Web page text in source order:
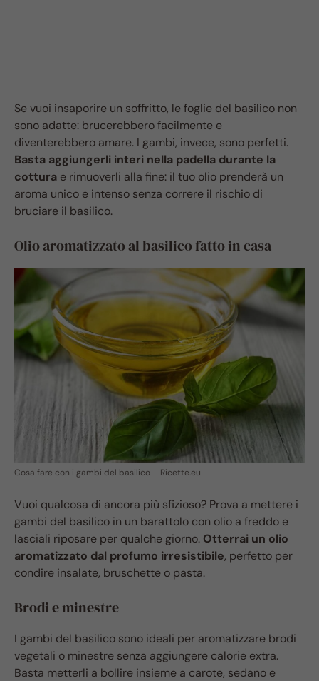
Se vuoi insaporire un soffritto, le foglie del basilico non
sono adatte: brucerebbero facilmente e
diventerebbero amare. I gambi, invece, sono perfetti.
Basta aggiungerli interi nella padella durante la
cottura e rimuoverli alla fine: il tuo olio prenderà un
aroma unico e intenso senza correre il rischio di
bruciare il basilico.
Olio aromatizzato al basilico fatto in casa
Cosa fare con i gambi del basilico – Ricette.eu
Vuoi qualcosa di ancora più sfizioso? Prova a mettere i
gambi del basilico in un barattolo con olio a freddo e
lasciali riposare per qualche giorno. Otterrai un olio
aromatizzato dal profumo irresistibile, perfetto per
condire insalate, bruschette o pasta.
Brodi e minestre
I gambi del basilico sono ideali per aromatizzare brodi
vegetali o minestre senza aggiungere calorie extra.
Basta metterli a bollire insieme a carote, sedano e